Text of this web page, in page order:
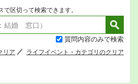
区切って検索できます。
質問内容のみで検索
リア ライフイベント・カテゴリのクリア